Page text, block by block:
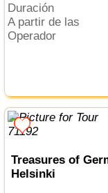
Duración
a partir de las
Operador
Treasures of
Helsinki